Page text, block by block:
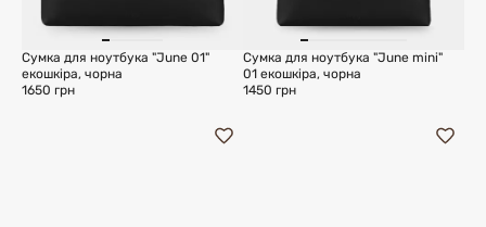
Сумка для ноутбука "June 01"
екошкіра, чорна
1650 грн
Сумка для ноутбука "June mini"
01 екошкіра, чорна
1450 грн